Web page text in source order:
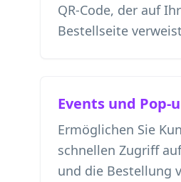
QR-Code, der auf
Bestellseite
Events und Pop-
Ermöglichen Sie
schnellen Zugriff
und die Bestellung